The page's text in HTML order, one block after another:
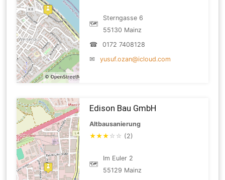
🗺
Sterngasse 6
55130 Mainz
☎
0172 7408128
✉
yusuf.ozan@icloud.com
Edison Bau GmbH
Altbausanierung
★★★ ☆ ☆ (2)
🗺
Im Euler 2
55129 Mainz